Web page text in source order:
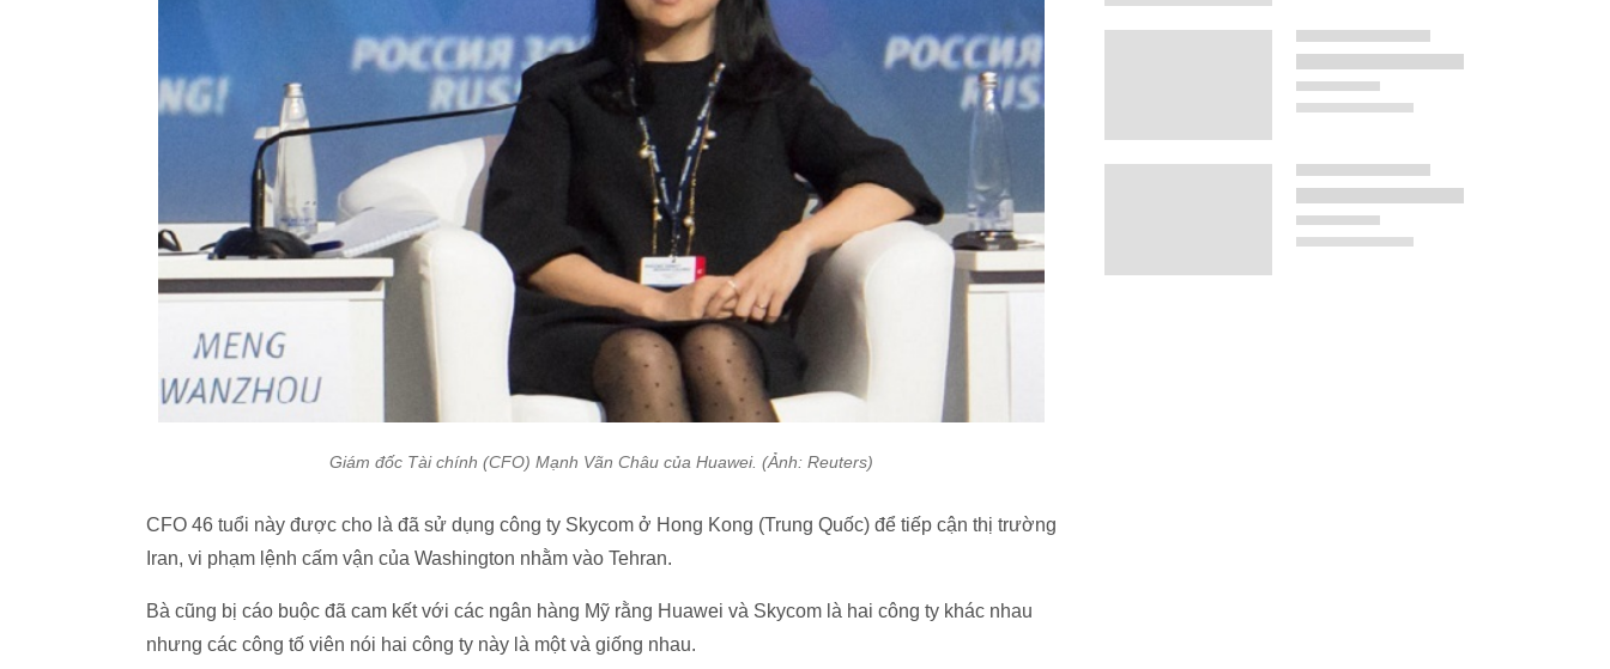
Giám đốc Tài chính (CFO) Mạnh Vãn Châu của Huawei. (Ảnh: Reuters)
CFO 46 tuổi này được cho là đã sử dụng công ty Skycom ở Hong Kong (Trung Quốc) để tiếp cận thị trường
Iran, vi phạm lệnh cấm vận của Washington nhằm vào Tehran.
Bà cũng bị cáo buộc đã cam kết với các ngân hàng Mỹ rằng Huawei và Skycom là hai công ty khác nhau
nhưng các công tố viên nói hai công ty này là một và giống nhau.